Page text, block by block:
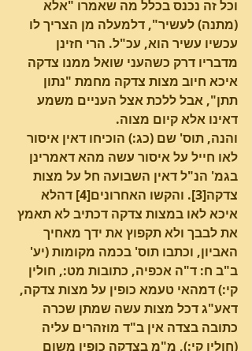
וכל זה נכנס בכלל מה שאמרו "אלא
(מתנה) לעשיר", דלמעלה מן הצריך לו
עכשיו עשיר הוא, עכ"ל. הרי חזינן
מדבריו דרק כשהעני שואל ממנו צדקה
איכא חיוב מצות צדקה מחמת "נתון
תתן", אבל ללכת אצל העניים משמע
דאינו אלא קיום מצוה.
והנה, תוס' שם (כג:) הוכיחו דאין איסור
לאו חייל על איסור עשה מהא דאמרינן
בגמ' הנ"ל דאין השבועה חל על מצות
צדקה[3]. והקשו האחרונים[4] דהלא
איכא לאו במצות צדקה דכתיב לא תאמץ
את לבבך ולא תקפוץ את ידך מאחיך
האביון, וכתבו תוס' בכמה מקומות (יע'
ב"ב ח: ד"ה אכפיה, כתובות מט:, חולין
קי:) דמהאי טעמא כופין על מצות צדקה,
דאע"ג דכל מצות עשה שמתן שכרה
כתובה בצדה אין ב"ד מוזהרים עליה
(חולין קי:), מ"מ בצדקה כופין משום